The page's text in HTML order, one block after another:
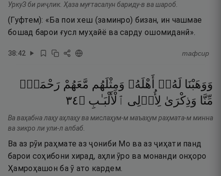
УркуЗ би риҷлик. Ҳаза муғтасалун бариду-в ва шароб.
(Гуфтем): «Ба пои хеш (заминро) бизан, ин чашмае
бошад барои ғусл муҳайё ва сарду ошомиданӣ».
38:42 тафсир
وَوَهَبْنَا لَهُۥٓ أَهْلَهُۥ وَمِثْلَهُم مَّعَهُمْ رَحْمَةًۭ
مِّنَّا وَذِكْرَىٰ لِأُو۟لِى ٱلْأَلْبَـٰبِ ۝٤٣
Ва ваҳабна лаҳу аҳлаҳу ва мислаҳум-м маъаҳум раҳмата-м минна
ва зикро ли ули-л албаб.
Ва аз рӯи раҳмате аз ҷониби Мо ва аз ҷиҳати панд
барои соҳибони хирад, аҳли ӯро ва монанди онҳоро
Ҳамроҳашон ба ӯ ато кардем.